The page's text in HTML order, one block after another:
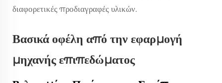
διαφορετικές προδιαγραφές υλικών.
Βασικά οφέλη από την εφαρμογή
μηχανής επιπεδώματος